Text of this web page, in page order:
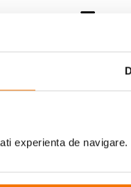
experienta de